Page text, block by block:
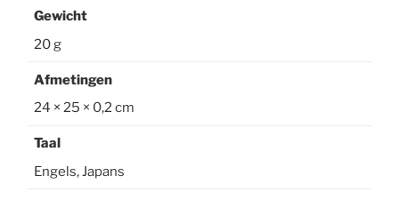
Gewicht
20 g
Afmetingen
24 × 25 × 0,2 cm
Taal
Engels, Japans